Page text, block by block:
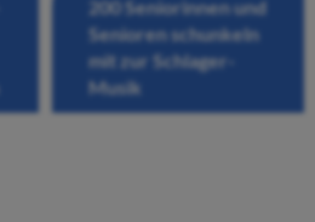
200 Seniorinnen und
Senioren schunkeln
mit zur Schlager-
Musik